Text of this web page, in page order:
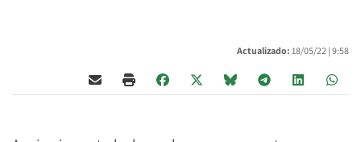
Actualizado: 18/05/22 | 9:58